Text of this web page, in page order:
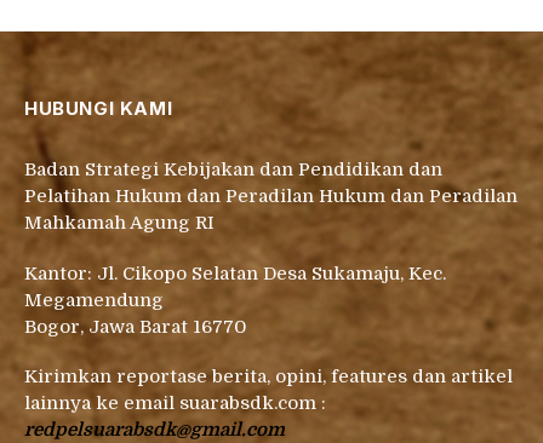
HUBUNGI KAMI
Badan Strategi Kebijakan dan Pendidikan dan
Pelatihan Hukum dan Peradilan Hukum dan Peradilan
Mahkamah Agung RI
Kantor: Jl. Cikopo Selatan Desa Sukamaju, Kec.
Megamendung
Bogor, Jawa Barat 16770
Kirimkan reportase berita, opini, features dan artikel
lainnya ke email suarabsdk.com :
redpelsuarabsdk@gmail.com